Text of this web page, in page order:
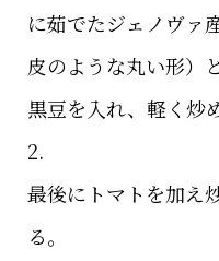
に茹でたジェノヴァ
皮のような丸い形）
黒豆を入れ、軽く炒
2.
最後にトマトを加え
る。